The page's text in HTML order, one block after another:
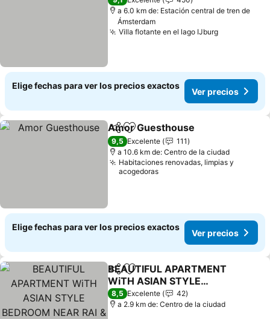
a 6.0 km de: Estación central de tren de
Ámsterdam
Villa flotante en el lago IJburg
Elige fechas para ver los precios exactos
Ver precios
CompartirAgregar a favoritos
Amor Guesthouse
9,5 Excelente
111
a 10.6 km de: Centro de la ciudad
Habitaciones renovadas, limpias y
acogedoras
Elige fechas para ver los precios exactos
Ver precios
CompartirAgregar a favoritos
BEAUTIFUL APARTMENT
WiTH ASIAN STYLE
BEDROOM NEAR RAI &
CENTER
8,5 Excelente
42
a 2.9 km de: Centro de la ciudad